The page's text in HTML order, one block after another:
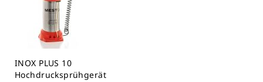
INOX PLUS 10
Hochdrucksprühgerät